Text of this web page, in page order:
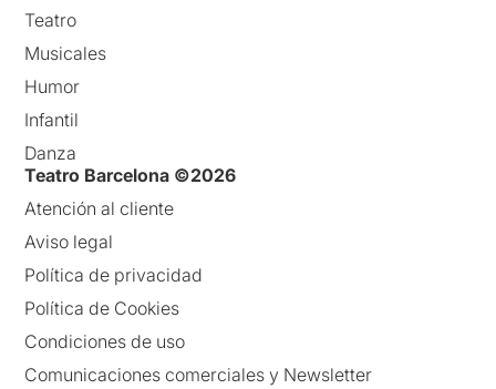
Teatro
Musicales
Humor
Infantil
Danza
Teatro Barcelona ©2026
Atención al cliente
Aviso legal
Política de privacidad
Política de Cookies
Condiciones de uso
Comunicaciones comerciales y Newsletter